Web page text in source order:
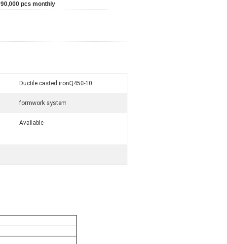
90,000 pcs monthly
Ductile casted ironQ450-10
formwork system
Available